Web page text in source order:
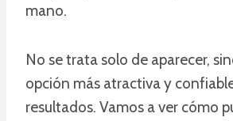
mano.
No se trata solo de aparecer,
opción más atractiva y
resultados. Vamos a ver cómo